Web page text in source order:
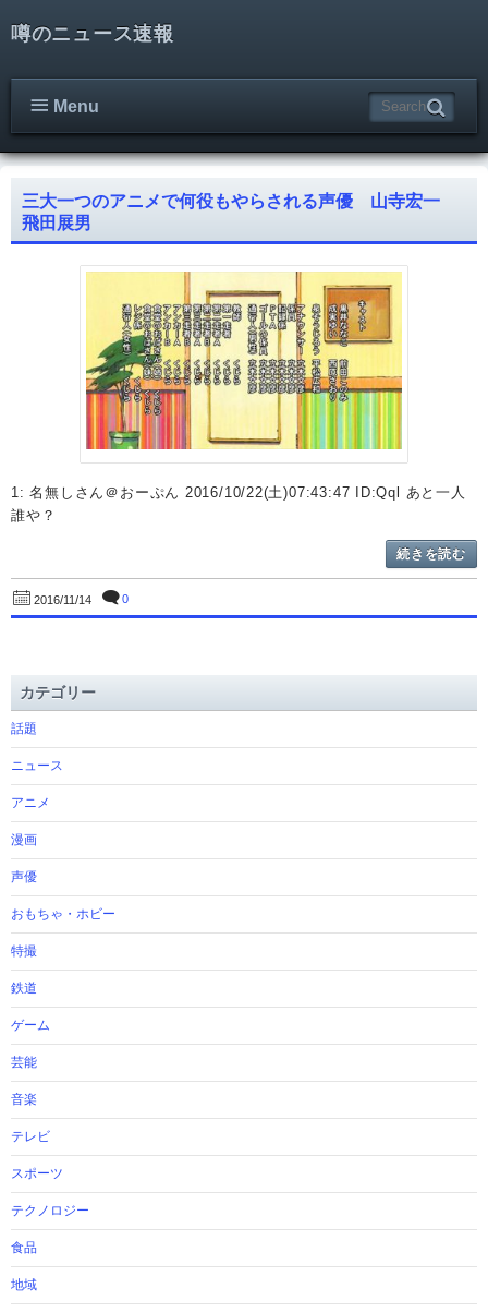
噂のニュース速報
Menu
三大一つのアニメで何役もやらされる声優 山寺宏一
飛田展男
1: 名無しさん＠おーぷん 2016/10/22(土)07:43:47 ID:Qql あと一人
誰や？
続きを読む
2016/11/14 0
カテゴリー
話題
ニュース
アニメ
漫画
声優
おもちゃ・ホビー
特撮
鉄道
ゲーム
芸能
音楽
テレビ
スポーツ
テクノロジー
食品
地域